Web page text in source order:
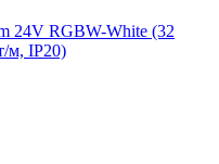
24V RGBW-White (32
м, IP20)